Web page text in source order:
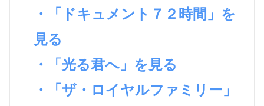
・「ドキュメント７２時間」を
見る
・「光る君へ」を見る
・「ザ・ロイヤルファミリー」